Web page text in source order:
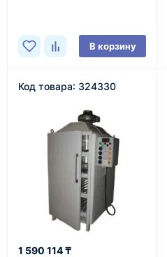
В корзину
Код товара: 324330
1 590 114 ₸